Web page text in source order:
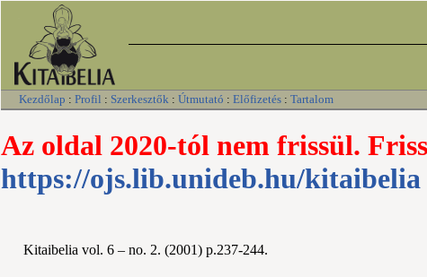
Kezdőlap : Profil : Szerkesztők : Útmutató : Előfizetés : Tartalom
Az oldal 2020-tól nem frissül.
https://ojs.lib.unideb.hu/kitaibelia
Kitaibelia vol. 6 – no. 2. (2001) p.237-244.